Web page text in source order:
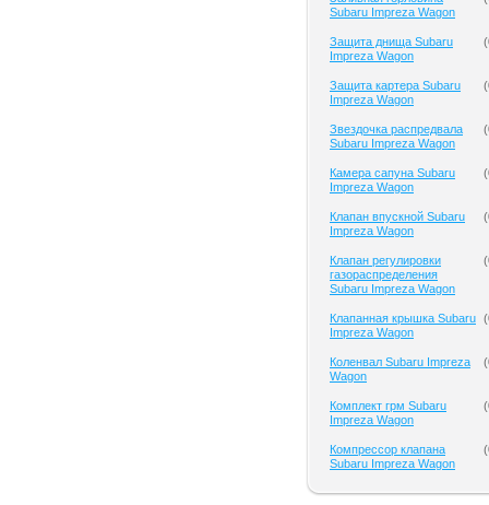
Subaru Impreza Wagon
Защита днища Subaru
Impreza Wagon
(
Защита картера Subaru
Impreza Wagon
(
Звездочка распредвала
Subaru Impreza Wagon
(
Камера сапуна Subaru
Impreza Wagon
(
Клапан впускной Subaru
Impreza Wagon
(
Клапан регулировки
газораспределения
Subaru Impreza Wagon
(
Клапанная крышка Subaru
Impreza Wagon
(
Коленвал Subaru Impreza
Wagon
(
Комплект грм Subaru
Impreza Wagon
(
Компрессор клапана
Subaru Impreza Wagon
(